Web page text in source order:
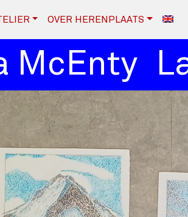
OVER HERENPLAATS